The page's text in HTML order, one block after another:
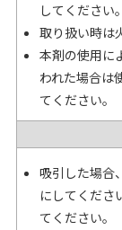
してください。
取り扱い時は
本剤の使用に
われた場合は
てください。
吸引した場合
にしてくださ
てください。